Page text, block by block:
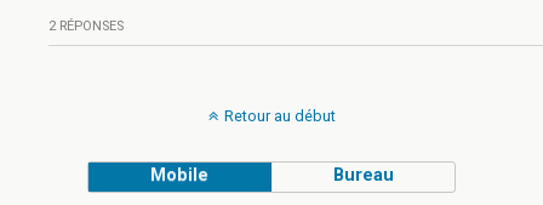
2 RÉPONSES
Retour au début
Mobile Bureau